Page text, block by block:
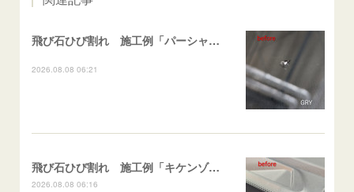
飛び石ひび割れ 施工例「パーシャル系・衝撃点範囲ハマカケ」エスティマ
2026.08.08 06:21
飛び石ひび割れ 施工例「キケンゾーン範囲・ストレートブレイク」フェアレディＺ
2026.08.08 06:16